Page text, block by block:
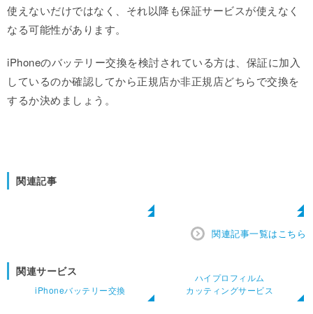
使えないだけではなく、それ以降も保証サービスが使えなく
なる可能性があります。
iPhoneのバッテリー交換を検討されている方は、保証に加入
しているのか確認してから正規店か非正規店どちらで交換を
するか決めましょう。
関連記事
関連記事一覧はこちら
関連サービス
iPhoneバッテリー交換
ハイプロフィルム
カッティングサービス